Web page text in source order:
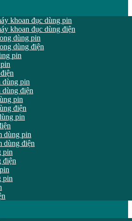
khoan đục dùng pin
khoan đục dùng điện
dùng pin
dùng điện
pin
dùng pin
dùng điện
pin
điện
pin
dùng pin
dùng điện
pin
điện
pin